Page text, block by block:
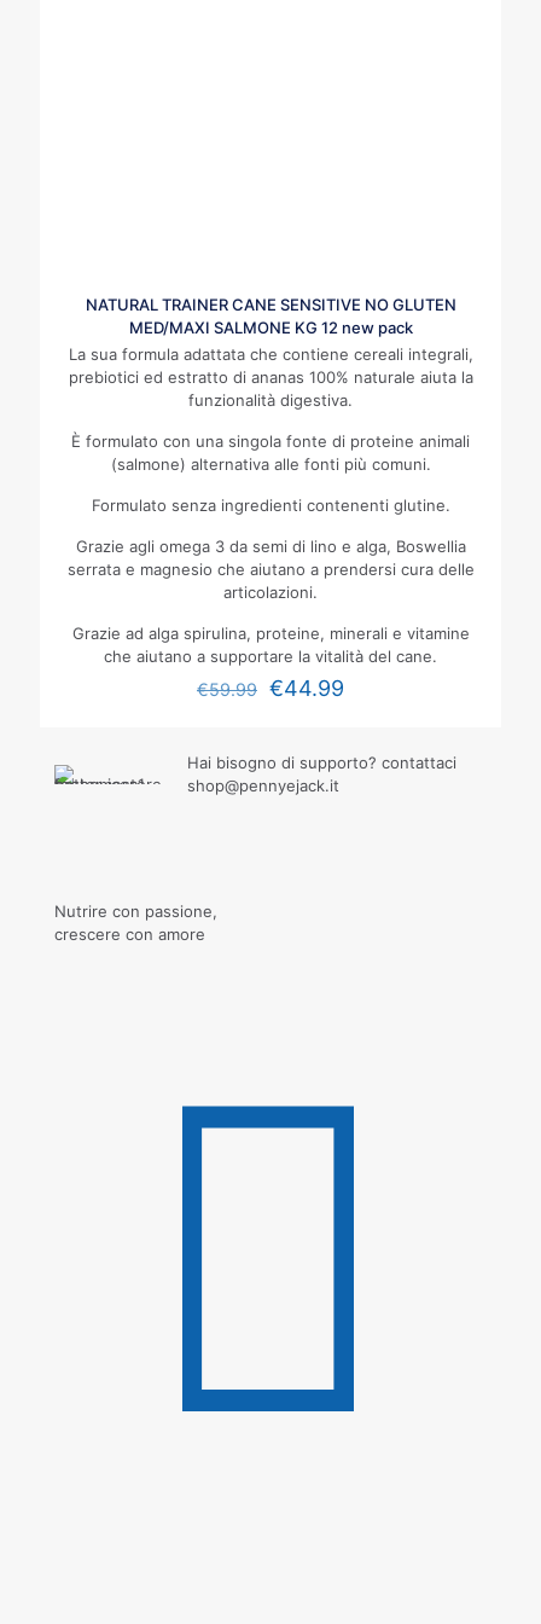
NATURAL TRAINER CANE SENSITIVE NO GLUTEN
MED/MAXI SALMONE KG 12 new pack
La sua formula adattata che contiene cereali integrali,
prebiotici ed estratto di ananas 100% naturale aiuta la
funzionalità digestiva.
È formulato con una singola fonte di proteine animali
(salmone) alternativa alle fonti più comuni.
Formulato senza ingredienti contenenti glutine.
Grazie agli omega 3 da semi di lino e alga, Boswellia
serrata e magnesio che aiutano a prendersi cura delle
articolazioni.
Grazie ad alga spirulina, proteine, minerali e vitamine
che aiutano a supportare la vitalità del cane.
€59.99 €44.99
Hai bisogno di supporto? contattaci
shop@pennyejack.it
Nutrire con passione,
crescere con amore